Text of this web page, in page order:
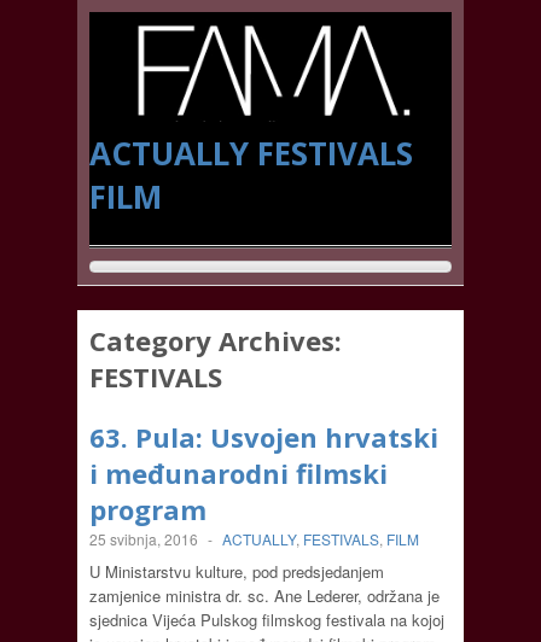
ACTUALLY FESTIVALS
FILM
Category Archives:
FESTIVALS
63. Pula: Usvojen hrvatski
i međunarodni filmski
program
25 svibnja, 2016 - ACTUALLY, FESTIVALS, FILM
U Ministarstvu kulture, pod predsjedanjem
zamjenice ministra dr. sc. Ane Lederer, održana je
sjednica Vijeća Pulskog filmskog festivala na kojoj